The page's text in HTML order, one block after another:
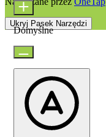
Ukryj Pasek Narzędzi
Domyślne